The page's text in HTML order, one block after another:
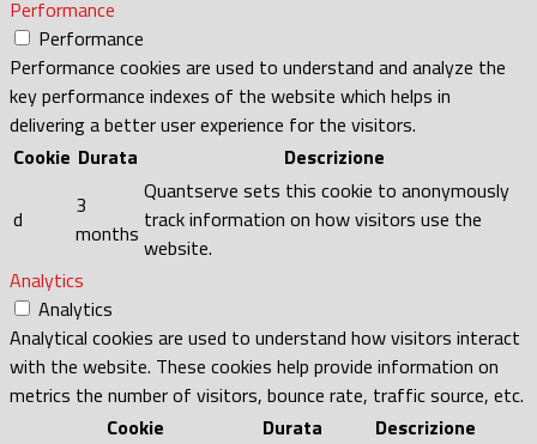
Performance
Performance
Performance cookies are used to understand and analyze the
key performance indexes of the website which helps in
delivering a better user experience for the visitors.
Cookie Durata Descrizione
d
3
months
Quantserve sets this cookie to anonymously
track information on how visitors use the
website.
Analytics
Analytics
Analytical cookies are used to understand how visitors interact
with the website. These cookies help provide information on
metrics the number of visitors, bounce rate, traffic source, etc.
Cookie
Durata Descrizione